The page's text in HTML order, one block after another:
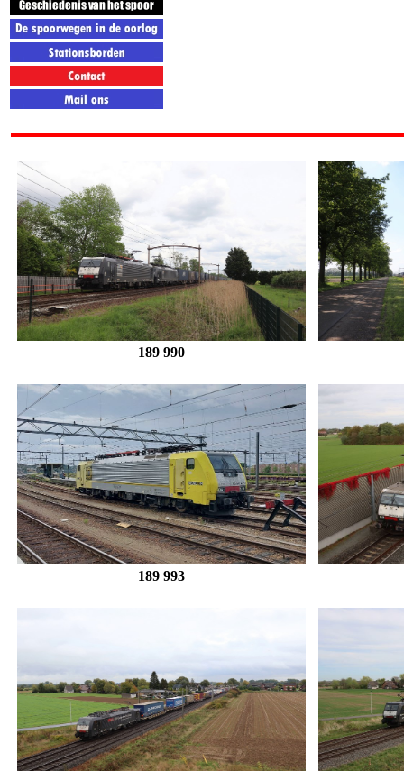
189 990
189 993